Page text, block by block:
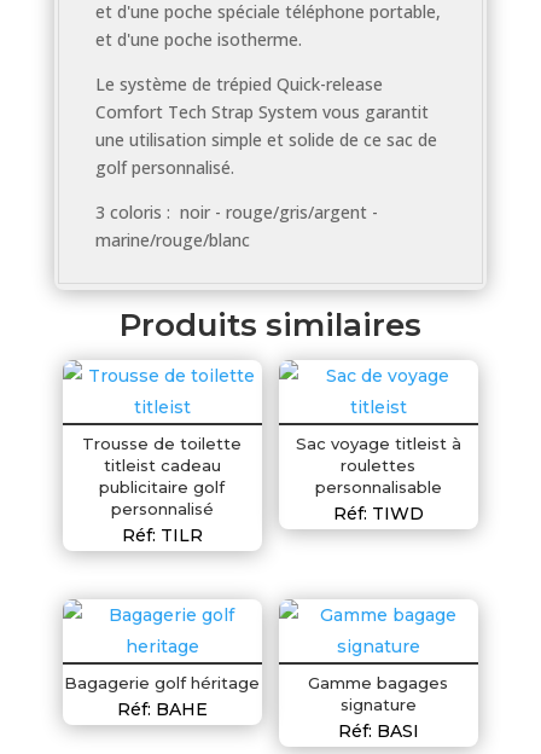
et d'une poche spéciale téléphone portable,
et d'une poche isotherme.
Le système de trépied Quick-release
Comfort Tech Strap System vous garantit
une utilisation simple et solide de ce sac de
golf personnalisé.
3 coloris : noir - rouge/gris/argent -
marine/rouge/blanc
Produits similaires
Trousse de toilette
titleist cadeau
publicitaire golf
personnalisé
Réf: TILR
Sac voyage titleist à
roulettes
personnalisable
Réf: TIWD
Bagagerie golf héritage
Réf: BAHE
Gamme bagages
signature
Réf: BASI